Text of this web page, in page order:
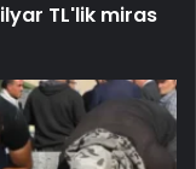
TL'lik miras